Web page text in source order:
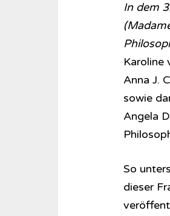
In dem
Karoline
Anna J.
sowie
Angela
So
dieser